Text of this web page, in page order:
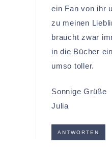
ein Fan von ihr
zu meinen
braucht zwar
in die Bücher
umso toller.
Sonnige Grüße
Julia
ANTWORTEN